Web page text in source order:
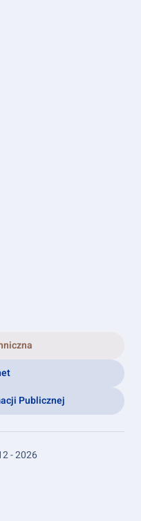
Publicznej
- 2026